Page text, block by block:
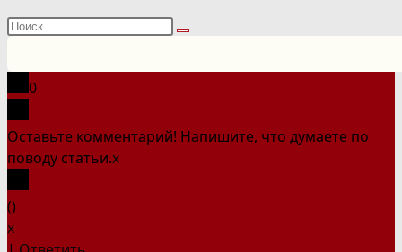
Поиск
сайте
0
Оставьте комментарий! Напишите, что думаете по
поводу статьи.x
()
x